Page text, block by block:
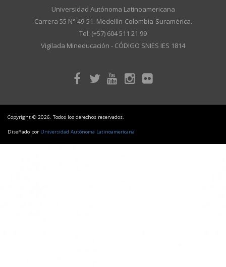
Universidad Autónoma Latinoamericana
Carrera 55 N° 49-51. Medellín-Colombia-Suramérica.
Tel: (+57) 604 511 21 99
Vigilada Mineducación - CÓDIGO SNIES IES 1814
Copyright © 2026. Todos los derechos reservados.
Diseñado por Universidad Autónoma Latinoamericana